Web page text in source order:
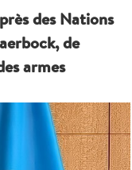
des Nations
de
armes